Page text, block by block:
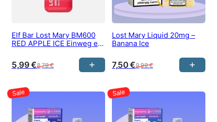
Elf Bar Lost Mary BM600
RED APPLE ICE Einweg e-
600 Züge
8,79€
5,99€
Lost Mary Liquid 20mg –
Banana Ice
9,99€
7,50€